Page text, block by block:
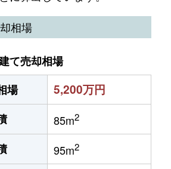
相場
て売却相場
場
5,200万円
85m2
95m2